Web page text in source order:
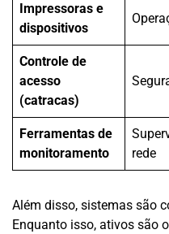
Impressoras e
dispositivos
Controle de
acesso
(catracas)
Ferramentas de
monitoramento
rede
Além disso, sistemas são
Enquanto isso, ativos são